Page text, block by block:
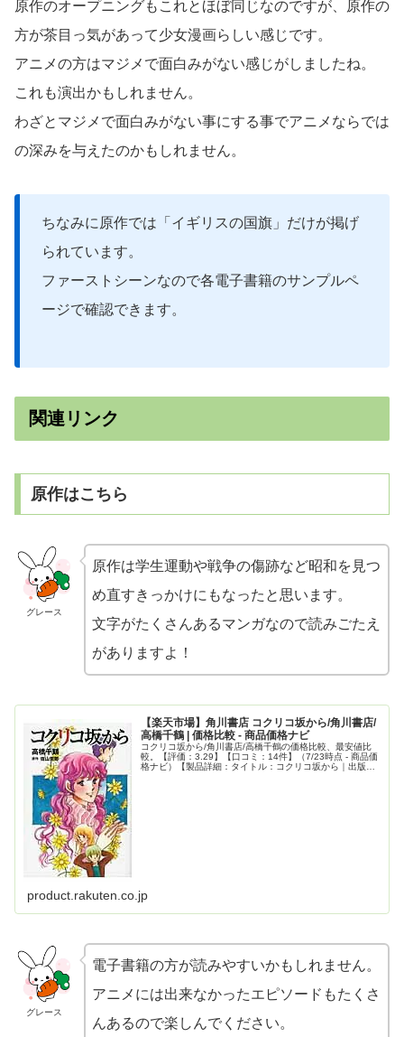
原作のオープニングもこれとほぼ同じなのですが、原作の
方が茶目っ気があって少女漫画らしい感じです。
アニメの方はマジメで面白みがない感じがしましたね。
これも演出かもしれません。
わざとマジメで面白みがない事にする事でアニメならでは
の深みを与えたのかもしれません。
ちなみに原作では「イギリスの国旗」だけが掲げ
られています。
ファーストシーンなので各電子書籍のサンプルペ
ージで確認できます。
関連リンク
原作はこちら
グレース
原作は学生運動や戦争の傷跡など昭和を見つ
め直すきっかけにもなったと思います。
文字がたくさんあるマンガなので読みごたえ
がありますよ！
【楽天市場】角川書店 コクリコ坂から/角川書店/
高橋千鶴 | 価格比較 - 商品価格ナビ
コクリコ坂から/角川書店/高橋千鶴の価格比較、最安値比
較。【評価：3.29】【口コミ：14件】（7/23時点 - 商品価
格ナビ）【製品詳細：タイトル：コクリコ坂から｜出版
product.rakuten.co.jp
グレース
電子書籍の方が読みやすいかもしれません。
アニメには出来なかったエピソードもたくさ
んあるので楽しんでください。